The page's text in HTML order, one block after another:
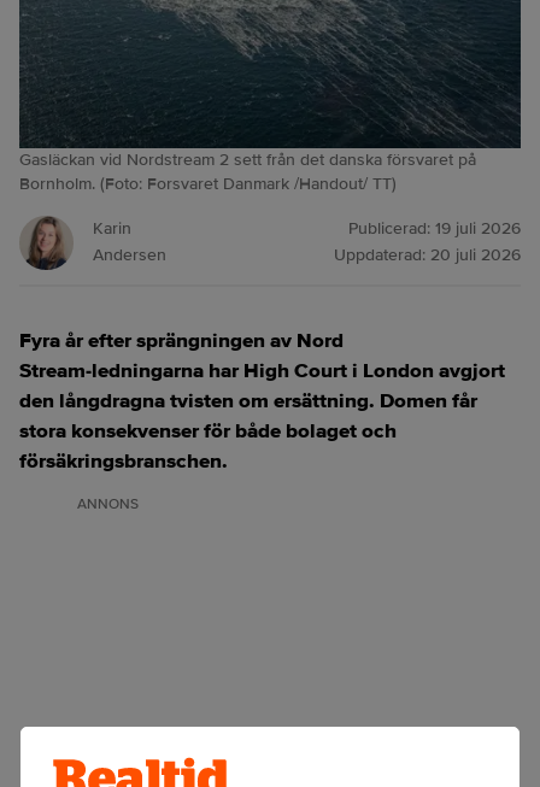
Gasläckan vid Nordstream 2 sett från det danska försvaret på
Bornholm. (Foto: Forsvaret Danmark /Handout/ TT)
Karin
Andersen
Publicerad: 19 juli 2026
Uppdaterad: 20 juli 2026
Fyra år efter sprängningen av Nord
Stream‑ledningarna har High Court i London avgjort
den långdragna tvisten om ersättning. Domen får
stora konsekvenser för både bolaget och
försäkringsbranschen.
ANNONS